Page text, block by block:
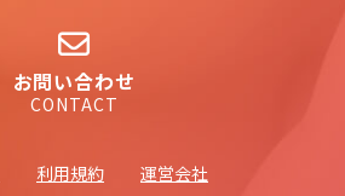
お問い合わせ
CONTACT
利用規約
運営会社